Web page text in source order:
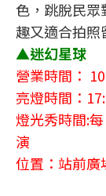
色，跳脫民
趣又適合拍照
▲迷幻星球
營業時間：
亮燈時間：
燈光秀時間:
演
位置：站前廣